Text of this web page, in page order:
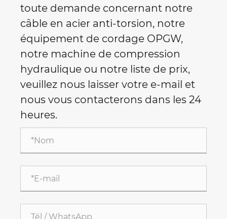
toute demande concernant notre
câble en acier anti-torsion, notre
équipement de cordage OPGW,
notre machine de compression
hydraulique ou notre liste de prix,
veuillez nous laisser votre e-mail et
nous vous contacterons dans les 24
heures.